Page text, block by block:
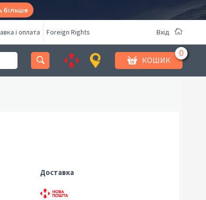
більше
і оплата Foreign Rights Вхід
КОШИК
Доставка